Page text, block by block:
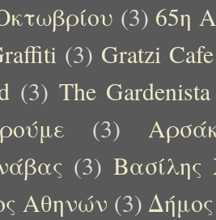
(3) 65η
(3) Gratzi Cafe
(3) The Gardenista
(3)
(3) Βασίλης
Αθηνών (3)